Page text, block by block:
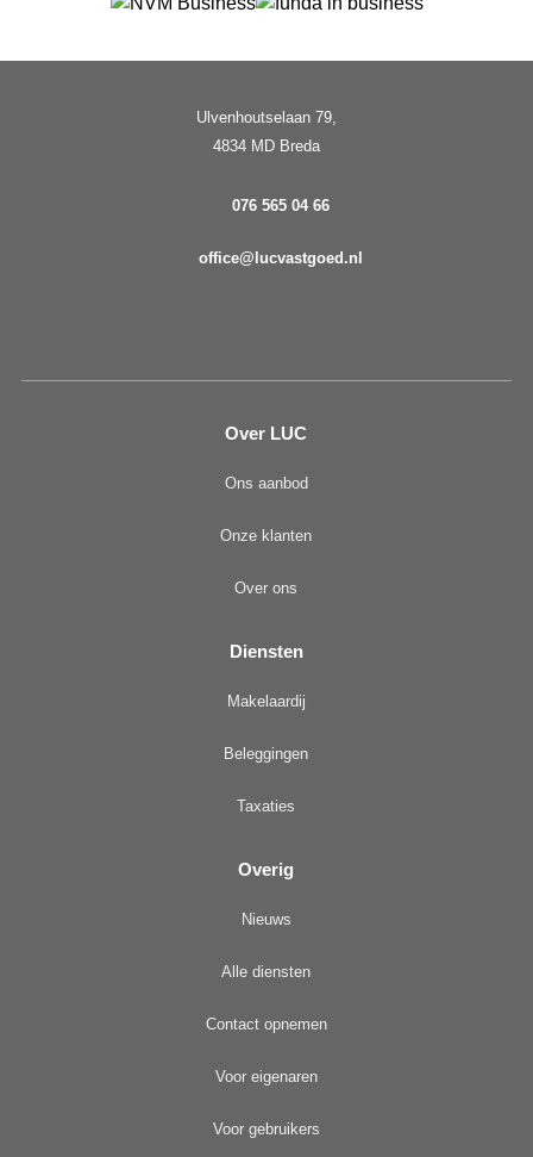
Ulvenhoutselaan 79,
4834 MD Breda
076 565 04 66
office@lucvastgoed.nl
Over LUC
Ons aanbod
Onze klanten
Over ons
Diensten
Makelaardij
Beleggingen
Taxaties
Overig
Nieuws
Alle diensten
Contact opnemen
Voor eigenaren
Voor gebruikers